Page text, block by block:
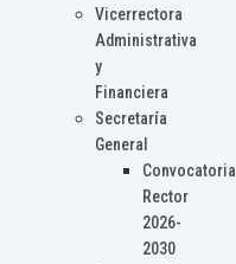
Vicerrectora
Administrativa
y
Financiera
Secretaría
General
Convocatoria
Rector
2026-
2030